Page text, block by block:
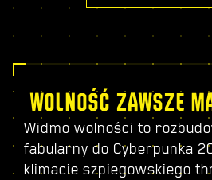
WOLNOŚĆ ZAWSZE
Widmo wolności to
fabularny do Cyberpunka
klimacie szpiegowskiego